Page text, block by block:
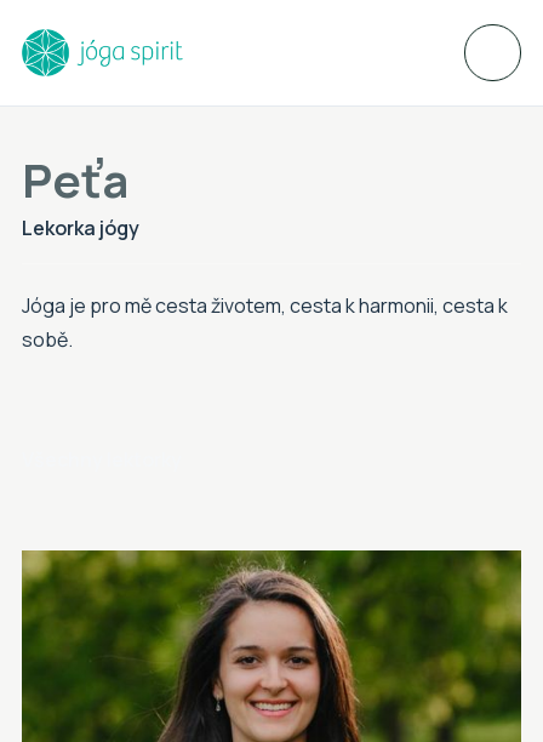
Peťa
Lekorka jógy
Jóga je pro mě cesta životem, cesta k harmonii, cesta k
sobě.